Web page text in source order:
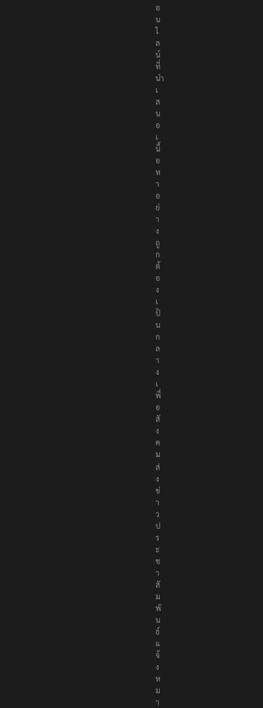
อ
น
ไ
ล
น์
ที่
นำ
เ
ส
น
อ
เ
นื้
อ
ห
า
อ
ย่
า
ง
ถู
ก
ต้
อ
ง
เ
ป็
น
ก
ล
า
ง
เ
พื่
อ
สั
ง
ค
ม
ส่
ง
ข่
า
ว
ป
ร
ะ
ช
า
สั
ม
พั
น
ธ์
แ
จ้
ง
ห
ม
า